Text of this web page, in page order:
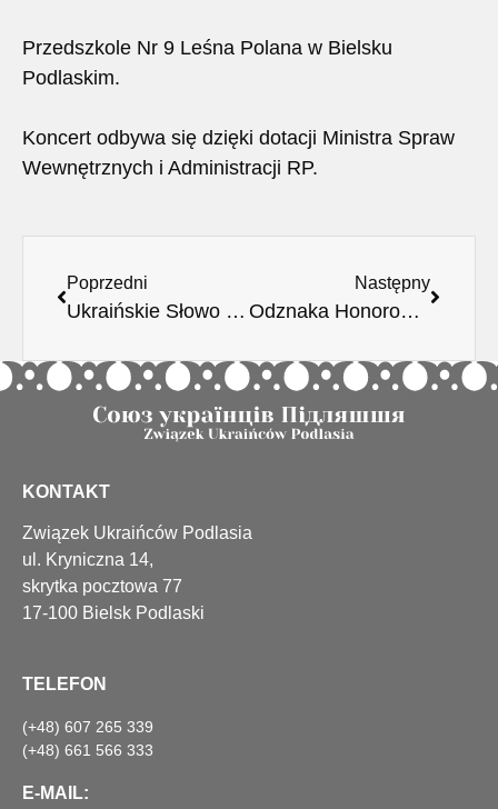
Przedszkole Nr 9 Leśna Polana w Bielsku
Podlaskim.
Koncert odbywa się dzięki dotacji Ministra Spraw
Wewnętrznych i Administracji RP.
Poprzedni
Ukraińskie Słowo 15.01.2026.
Następny
Odznaka Honorowa Województwa Podlaskiego dla Marii Ryżyk
KONTAKT
Związek Ukraińców Podlasia
ul. Kryniczna 14,
skrytka pocztowa 77
17-100 Bielsk Podlaski
TELEFON
(+48) 607 265 339
(+48) 661 566 333
E-MAIL: